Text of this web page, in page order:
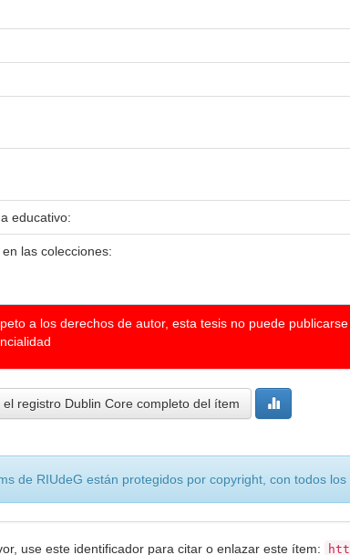
educativo:
las colecciones:
a los derechos de autor, esta tesis no puede
el registro Dublin Core completo del ítem
de RIUdeG están protegidos por copyright, con todos
use este identificador para citar o enlazar este ítem: